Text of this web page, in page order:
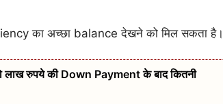
का अच्छा balance देखने को मिल सकता है।
लाख रुपये की Down Payment के बाद कितनी